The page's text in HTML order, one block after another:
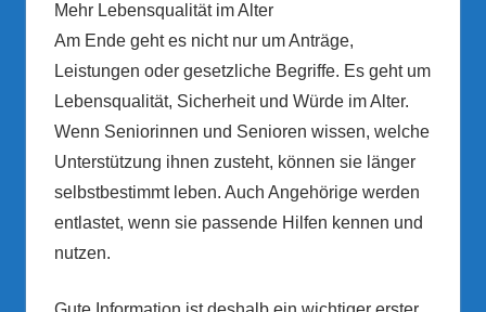
Mehr Lebensqualität im Alter
Am Ende geht es nicht nur um Anträge,
Leistungen oder gesetzliche Begriffe. Es geht um
Lebensqualität, Sicherheit und Würde im Alter.
Wenn Seniorinnen und Senioren wissen, welche
Unterstützung ihnen zusteht, können sie länger
selbstbestimmt leben. Auch Angehörige werden
entlastet, wenn sie passende Hilfen kennen und
nutzen.